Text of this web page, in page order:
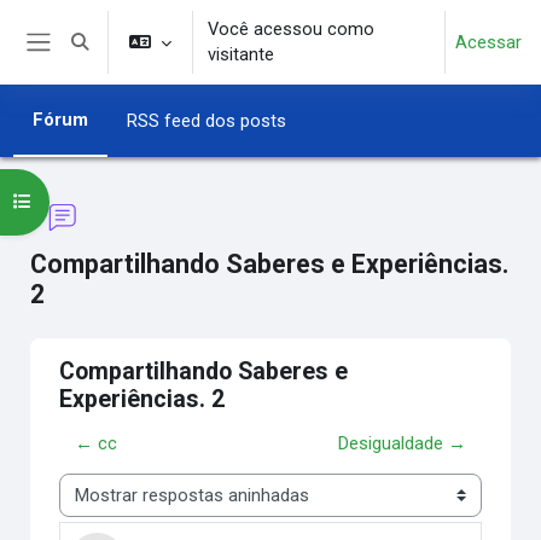
Ir para o conteúdo principal
Alternar entrada de pesquisa
Você acessou como
visitante
Acessar
Fórum RSS feed dos posts
Compartilhando Saberes e Experiências.
2
Abrir índice do curso
Compartilhando Saberes e
Experiências. 2
← cc Desigualdade →
Modo de visualização